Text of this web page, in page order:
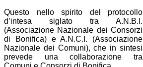
Questo nello spirito del protocollo
d’intesa siglato tra A.N.B.I.
(Associazione Nazionale dei Consorzi
di Bonifica) e A.N.C.I. (Associazione
Nazionale dei Comuni), che in sintesi
prevede una collaborazione tra